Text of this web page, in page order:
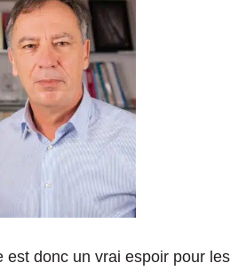
est donc un vrai espoir pour les